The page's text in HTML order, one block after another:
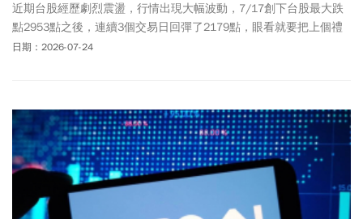
近期台股經歷劇烈震盪，行情出現大幅波動，7/17創下台股最大跌
點2953點之後，連續3個交易日回彈了2179點，眼看就要把上個禮
拜五大跌的近3000點給補回來，台股真的穩了嗎？技術分析專家朱
守搶反彈的紀律。
日期：2026-07-24